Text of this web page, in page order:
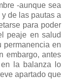
-aunque sea
de las pautas a
para poder
peaje en salud
permanencia en
embargo, antes
la balanza lo
apartado que